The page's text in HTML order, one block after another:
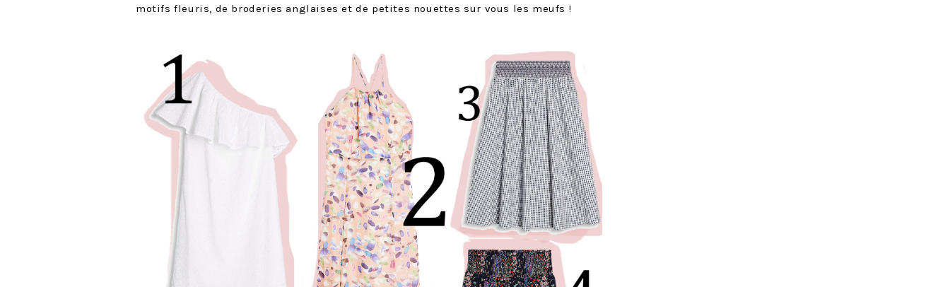
motifs fleuris, de broderies anglaises et de petites nouettes sur vous les meufs !